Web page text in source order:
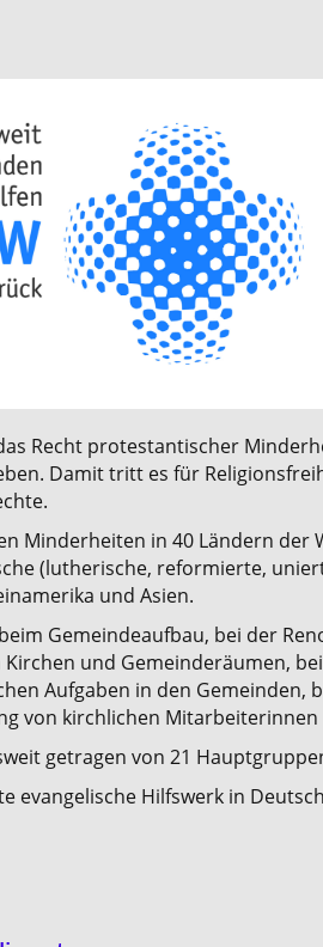
Recht protestantischer
Damit tritt es für
Minderheiten in 40 Ländern der
(lutherische, reformierte,
und Asien.
Gemeindeaufbau, bei der
Kirchen und Gemeinderäumen,
Aufgaben in den Gemeinden,
von kirchlichen
getragen von 21
evangelische Hilfswerk in